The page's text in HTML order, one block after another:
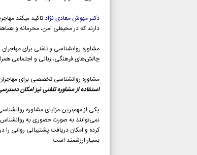
دکتر مهوش معاذی نژادتاکید میکند
دارند که در محیطی امن، محرمانه و
مشاوره روانشناسی و تلفنی برای
چالش‌های فرهنگی، زبانی و اجتماعی
مشاوره روانشناسی تخصصی برای
استفاده از مشاوره تلفنی نیز امکان
یکی از مهم‌ترین مزایای مشاوره
نمی‌توانند به صورت حضوری به
کرده و امکان دریافت پشتیبانی روانی
بسیار ارزشمند است.